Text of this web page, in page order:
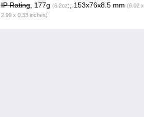
IP Rating, 177g (6.2oz) , 153x76x8.5 mm (6.02 x
2.99 x 0.33 inches)